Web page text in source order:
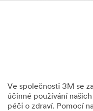
Ve společnosti 3M se
účinné používání
péči o zdraví. Pomocí